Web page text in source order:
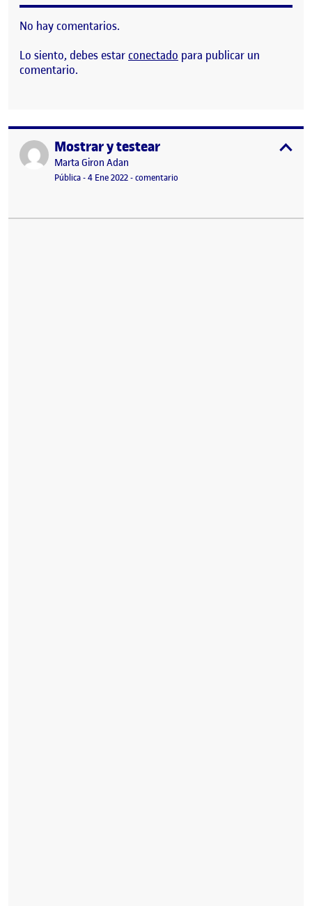
No hay comentarios.
Lo siento, debes estarconectado para publicar un
comentario.
Publicado porMostrar y testear
Publicado por
Marta Giron Adan
Visibilidad:
Pública-Fecha de publicación
4 Ene 202228 mayo, 2022 8:56 am
-comentario